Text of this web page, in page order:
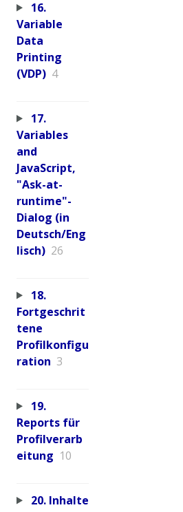
16.
Variable
Data
Printing
(VDP) 4
17.
Variables
and
JavaScript,
"Ask-at-
runtime"-
Dialog (in
Deutsch/Eng
lisch) 26
18.
Fortgeschrit
tene
Profilkonfigu
ration 3
19.
Reports für
Profilverarb
eitung 10
20. Inhalte